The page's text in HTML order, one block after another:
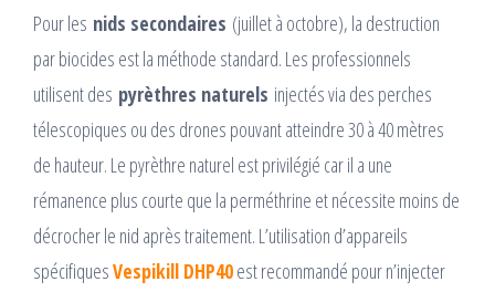
Pour les nids secondaires (juillet à octobre), la destruction
par biocides est la méthode standard. Les professionnels
utilisent des pyrèthres naturels injectés via des perches
télescopiques ou des drones pouvant atteindre 30 à 40 mètres
de hauteur. Le pyrèthre naturel est privilégié car il a une
rémanence plus courte que la perméthrine et nécessite moins de
décrocher le nid après traitement.​ L’utilisation d’appareils
spécifiquesVespikill DHP40est recommandé pour n’injecter